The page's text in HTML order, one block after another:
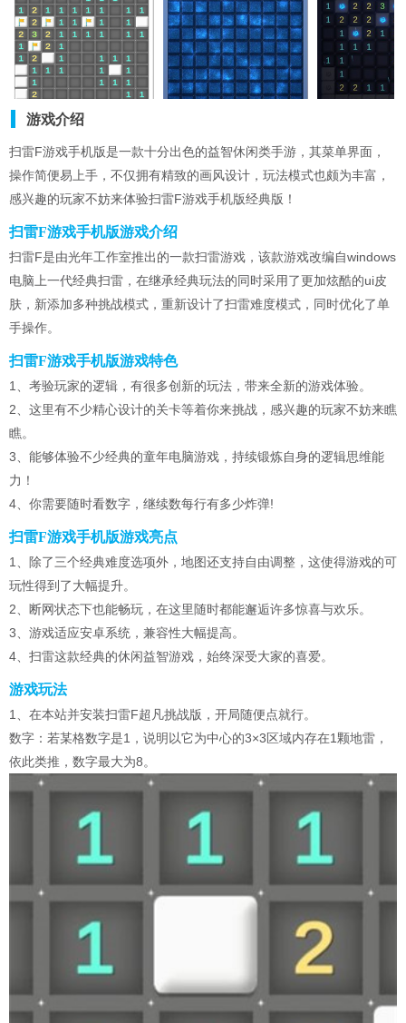
游戏介绍
扫雷F游戏手机版是一款十分出色的益智休闲类手游，其菜单界面，
操作简便易上手，不仅拥有精致的画风设计，玩法模式也颇为丰富，
感兴趣的玩家不妨来体验扫雷F游戏手机版经典版！
扫雷F游戏手机版游戏介绍
扫雷F是由光年工作室推出的一款扫雷游戏，该款游戏改编自windows
电脑上一代经典扫雷，在继承经典玩法的同时采用了更加炫酷的ui皮
肤，新添加多种挑战模式，重新设计了扫雷难度模式，同时优化了单
手操作。
扫雷F游戏手机版游戏特色
1、考验玩家的逻辑，有很多创新的玩法，带来全新的游戏体验。
2、这里有不少精心设计的关卡等着你来挑战，感兴趣的玩家不妨来瞧
瞧。
3、能够体验不少经典的童年电脑游戏，持续锻炼自身的逻辑思维能
力！
4、你需要随时看数字，继续数每行有多少炸弹!
扫雷F游戏手机版游戏亮点
1、除了三个经典难度选项外，地图还支持自由调整，这使得游戏的可
玩性得到了大幅提升。
2、断网状态下也能畅玩，在这里随时都能邂逅许多惊喜与欢乐。
3、游戏适应安卓系统，兼容性大幅提高。
4、扫雷这款经典的休闲益智游戏，始终深受大家的喜爱。
游戏玩法
1、在本站并安装扫雷F超凡挑战版，开局随便点就行。
数字：若某格数字是1，说明以它为中心的3×3区域内存在1颗地雷，
依此类推，数字最大为8。